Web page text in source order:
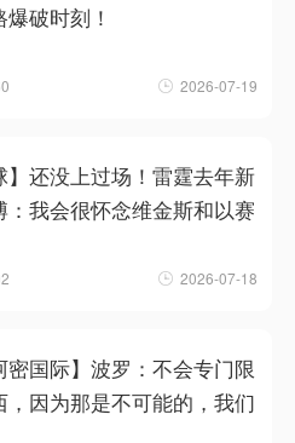
爆破时刻！
2026-07-19
】还没上过场！雷霆去年新
：我会很怀念维金斯和以赛
2026-07-18
密国际】波罗：不会专门限
，因为那是不可能的，我们